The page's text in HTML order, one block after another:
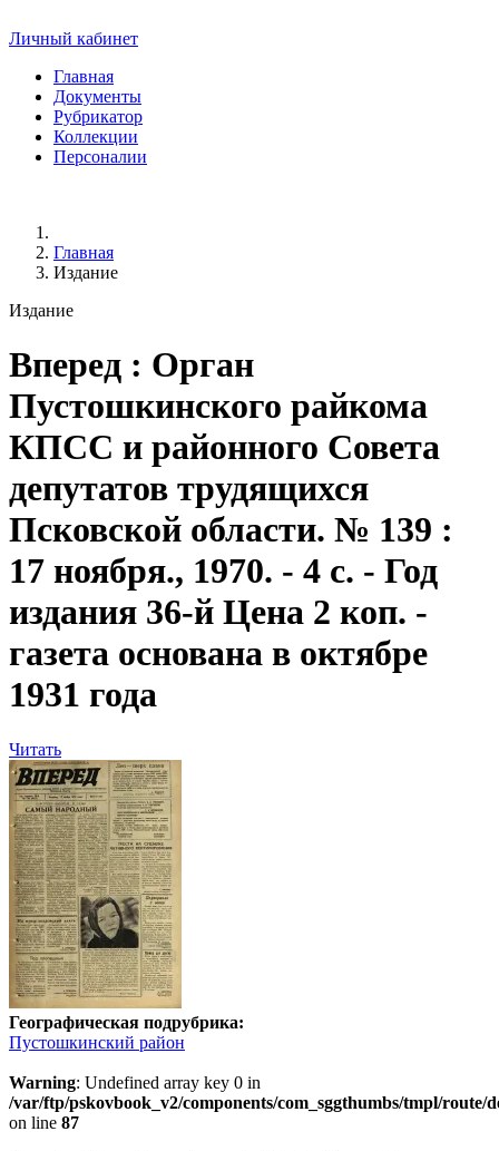
Личный кабинет
Главная
Документы
Рубрикатор
Коллекции
Персоналии
Главная
Издание
Издание
Вперед : Орган
Пустошкинского райкома
КПСС и районного Совета
депутатов трудящихся
Псковской области. № 139 :
17 ноября., 1970. - 4 с. - Год
издания 36-й Цена 2 коп. -
газета основана в октябре
1931 года
Читать
Географическая подрубрика:
Пустошкинский район
Warning: Undefined array key 0 in
/var/ftp/pskovbook_v2/components/com_sggthumbs/tmpl/route/
on line 87